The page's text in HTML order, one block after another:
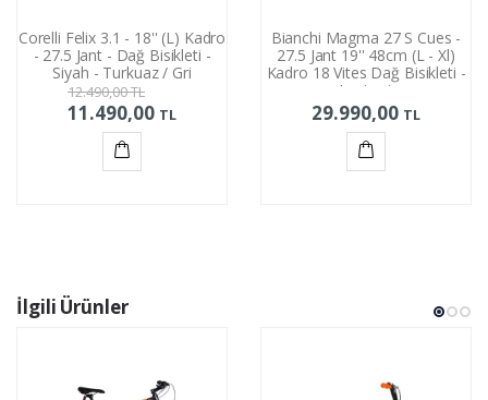
Corelli Felix 3.1 - 18'' (L) Kadro
- 27.5 Jant - Dağ Bisikleti -
Siyah - Turkuaz / Gri
12.490,00TL
11.490,00 TL
Bianchi Magma 27 S Cues -
27.5 Jant 19'' 48cm (L - Xl)
Kadro 18 Vites Dağ Bisikleti -
Lacivert
29.990,00 TL
İlgili Ürünler